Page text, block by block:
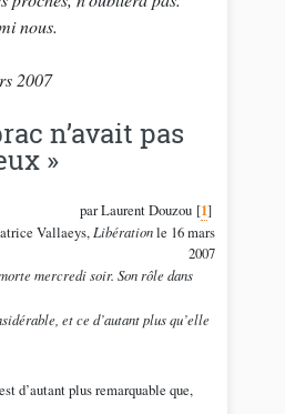
nous.
2007
n’avait pas
»
par Laurent Douzou [1]
Vallaeys,Libérationle 16 mars
2007
mercredi soir. Son rôle dans
et ce d’autant plus qu’elle
d’autant plus remarquable que,